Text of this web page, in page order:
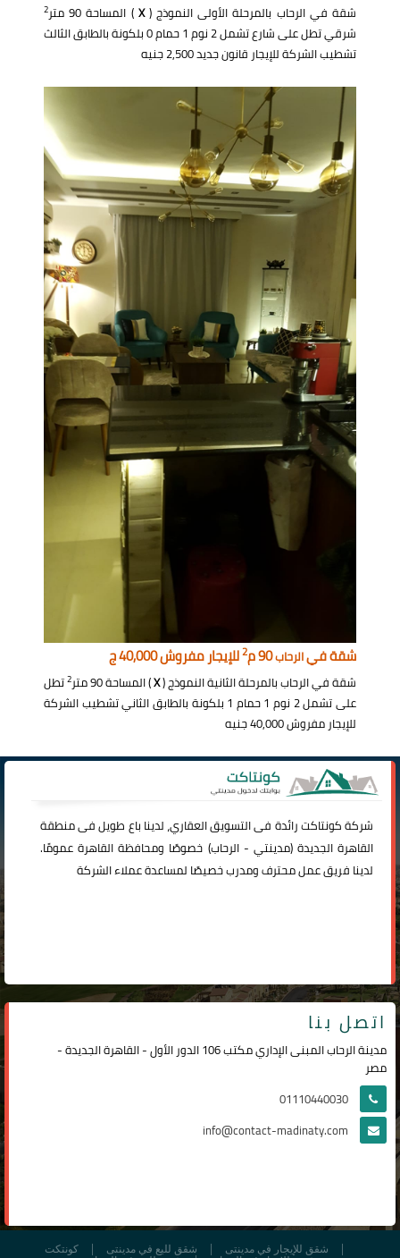
شقة في الرحاب بالمرحلة الأولى النموذج (X ) المساحة 90 متر 2
شرقي تطل على شارع تشمل 2 نوم 1 حمام 0 بلكونة بالطابق الثالث
تشطيب الشركة للإيجار قانون جديد 2,500 جنيه
شقة فيالرحاب90 م 2للإيجار مفروش 40,000 ج
شقة في الرحاب بالمرحلة الثانية النموذج (X) المساحة 90 متر 2تطل
على تشمل 2 نوم 1 حمام 1 بلكونة بالطابق الثاني تشطيب الشركة
للإيجار مفروش 40,000 جنيه
شركةكونتاكترائدة فى التسويق العقاري، لدينا باع طويل فى منطقة
القاهرة الجديدة (مدينتي -الرحاب) خصوصًا ومحافظة القاهرة عمومًا.
لدينا فريق عمل محترف ومدرب خصيصًا لمساعدة عملاء الشركة
اتصل بنا
مدينة الرحاب المبنى الإداري مكتب 106 الدور الأول - القاهرة الجديدة -
مصر
01110440030
info@contact-madinaty.com
كونتكت شقق لليع في مدينتى
شقق للإيجار في مدينتى